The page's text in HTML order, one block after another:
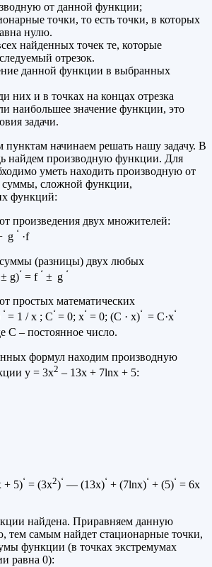
от данной функции;
точки, то есть точки, в которых
нулю.
найденных точек те, которые
отрезок.
данной функции в выбранных
них и в точках на концах отрезка
наибольшее значение функции, это
задачи.
пунктам начинаем решать нашу задачу. В
найдем производную функции. Для
уметь находить производную от
суммы, сложной функции,
функций:
произведения двух множителей:
g ‘ ·f
(разницы) двух любых
g)‘ = f ‘ ± g ‘
простых математических
‘ = 1 / х ; С‘ = 0; x‘ = 0; (С · х)‘ = С·х‘
С – постоянное число.
формул находим производную
y = 3х2 – 13х + 7lnх + 5:
+ 5)‘ = (3х2)‘ — (13х)‘ + (7lnх)‘ + (5)‘ = 6х
найдена. Приравняем данную
тем самым найдет стационарные точки,
функции (в точках экстремумах
равна 0):